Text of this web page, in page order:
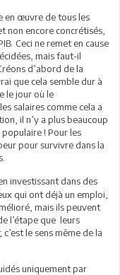
en œuvre de tous les
non encore concrétisés,
Ceci ne remet en cause
mais faut-il
d’abord de la
que cela semble dur à
le jour où le
salaires comme cela a
il n’y a plus beaucoup
! Pour les
pour survivre dans la
investissant dans des
qui ont déjà un emploi,
mais ils peuvent
l’étape que leurs
le sens même de la
uniquement par